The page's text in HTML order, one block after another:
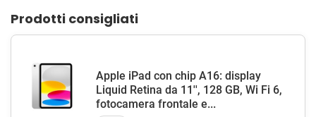
Prodotti consigliati
Apple iPad con chip A16: display
Liquid Retina da 11'', 128 GB, Wi Fi 6,
fotocamera frontale e...